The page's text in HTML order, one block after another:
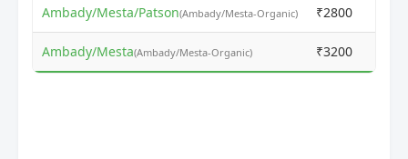
Ambady/Mesta/Patson(Ambady/Mesta-Organic) ₹2800
Ambady/Mesta(Ambady/Mesta-Organic) ₹3200